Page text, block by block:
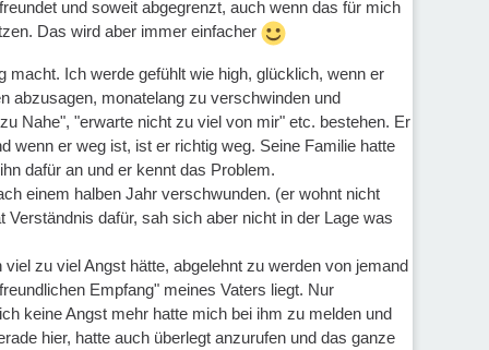
und soweit abgegrenzt, auch wenn das für mich
Das wird aber immer einfacher
Ich werde gefühlt wie high, glücklich, wenn er
abzusagen, monatelang zu verschwinden und
Nahe", "erwarte nicht zu viel von mir" etc. bestehen. Er
wenn er weg ist, ist er richtig weg. Seine Familie hatte
dafür an und er kennt das Problem.
einem halben Jahr verschwunden. (er wohnt nicht
dafür, sah sich aber nicht in der Lage was
zu viel Angst hätte, abgelehnt zu werden von jemand
Empfang" meines Vaters liegt. Nur
keine Angst mehr hatte mich bei ihm zu melden und
hier, hatte auch überlegt anzurufen und das ganze